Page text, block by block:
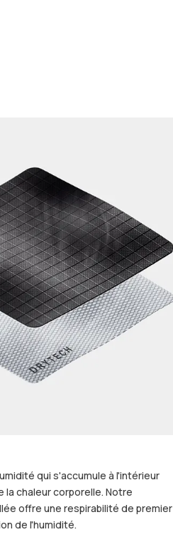
qui s'accumule à l'intérieur
la chaleur corporelle. Notre
offre une respirabilité de premier
de l'humidité.